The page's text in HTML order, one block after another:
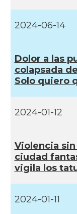
2024-06-14
Dolor a las
colapsada
Solo quiero
2024-01-12
Violencia
ciudad
vigila los
2024-01-11